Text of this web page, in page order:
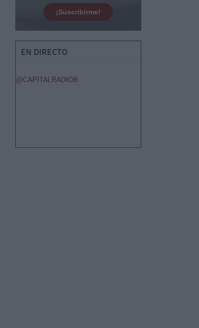
¡Suscribirme!
EN DIRECTO
@CAPITALRADIOB